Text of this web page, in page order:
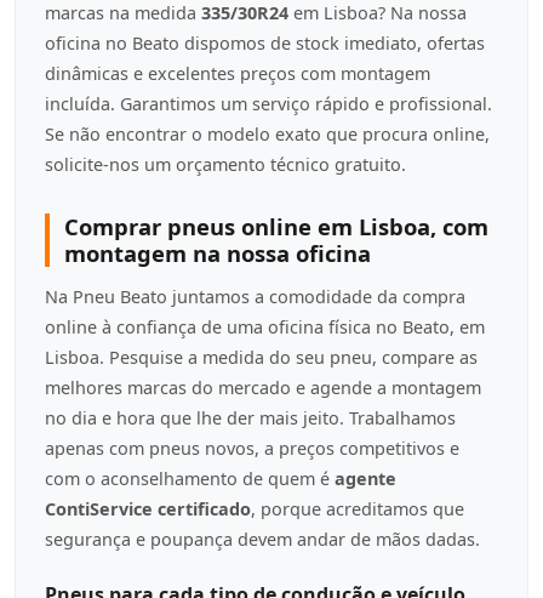
marcas na medida 335/30R24 em Lisboa? Na nossa
oficina no Beato dispomos de stock imediato, ofertas
dinâmicas e excelentes preços com montagem
incluída. Garantimos um serviço rápido e profissional.
Se não encontrar o modelo exato que procura online,
solicite-nos um orçamento técnico gratuito.
Comprar pneus online em Lisboa, com
montagem na nossa oficina
Na Pneu Beato juntamos a comodidade da compra
online à confiança de uma oficina física no Beato, em
Lisboa. Pesquise a medida do seu pneu, compare as
melhores marcas do mercado e agende a montagem
no dia e hora que lhe der mais jeito. Trabalhamos
apenas com pneus novos, a preços competitivos e
com o aconselhamento de quem é agente
ContiService certificado, porque acreditamos que
segurança e poupança devem andar de mãos dadas.